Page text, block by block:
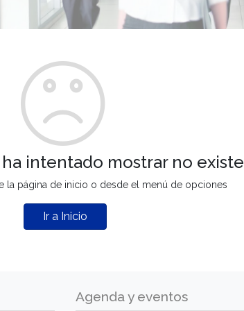
intentado mostrar no existe
la página de inicio o desde el menú de opciones
Ir a Inicio
Agenda y eventos